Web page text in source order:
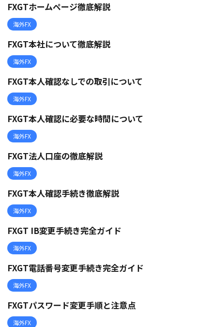
FXGTホームページ徹底解説
海外FX
FXGT本社について徹底解説
海外FX
FXGT本人確認なしでの取引について
海外FX
FXGT本人確認に必要な時間について
海外FX
FXGT法人口座の徹底解説
海外FX
FXGT本人確認手続き徹底解説
海外FX
FXGT IB変更手続き完全ガイド
海外FX
FXGT電話番号変更手続き完全ガイド
海外FX
FXGTパスワード変更手順と注意点
海外FX